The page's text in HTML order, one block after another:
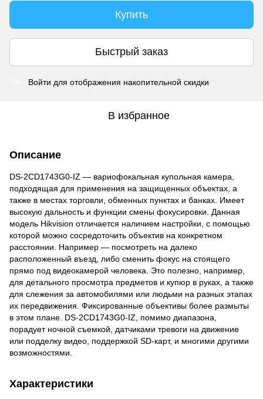
Купить
Быстрый заказ
Войти для отображения накопительной скидки
В избранное
Описание
DS-2CD1743G0-IZ — вариофокальная купольная камера,
подходящая для применения на защищенных объектах, а
также в местах торговли, обменных пунктах и банках. Имеет
высокую дальность и функции смены фокусировки. Данная
модель Hikvision отличается наличием настройки, с помощью
которой можно сосредоточить объектив на конкретном
расстоянии. Например — посмотреть на далеко
расположенный въезд, либо сменить фокус на стоящего
прямо под видеокамерой человека. Это полезно, например,
для детального просмотра предметов и купюр в руках, а также
для слежения за автомобилями или людьми на разных этапах
их передвижения. Фиксированные объективы более размыты
в этом плане. DS-2CD1743G0-IZ, помимо диапазона,
порадует ночной съемкой, датчиками тревоги на движение
или подделку видео, поддержкой SD-карт, и многими другими
возможностями.
Характеристики